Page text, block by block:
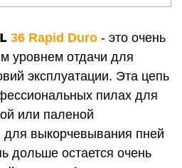
36 Rapid Duro - это очень
уровнем отдачи для
эксплуатации. Эта цепь
пилах для
или паленой
для выкорчевывания пней
дольше остается очень